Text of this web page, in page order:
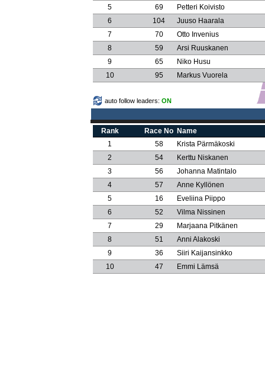
5
69
Petteri Koivisto
6
104
Juuso Haarala
7
70
Otto Invenius
8
59
Arsi Ruuskanen
9
65
Niko Husu
10
95 Markus Vuorela
auto follow leaders: ON
Rank Race No Name
1
58
Krista Pärmäkoski
2
54
Kerttu Niskanen
3
56
Johanna Matintalo
4
57
Anne Kyllönen
5
16
Eveliina Piippo
6
52
Vilma Nissinen
7
29
Marjaana Pitkänen
8
51
Anni Alakoski
9
36
Siiri Kaijansinkko
10
47 Emmi Lämsä